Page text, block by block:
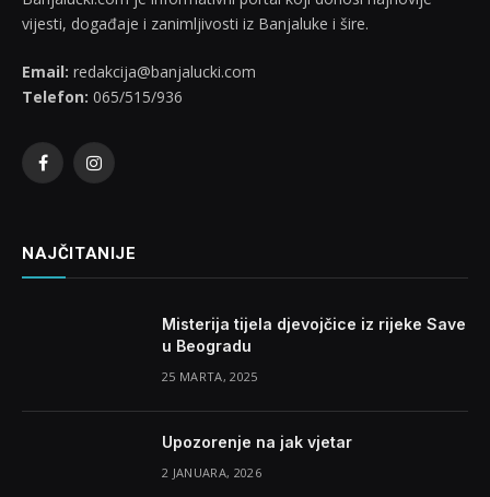
vijesti, događaje i zanimljivosti iz Banjaluke i šire.
Email: redakcija@banjalucki.com
Telefon: 065/515/936
FacebookInstagram
NAJČITANIJE
Misterija tijela djevojčice iz rijeke Save
u Beogradu
25 MARTA, 2025
Upozorenje na jak vjetar
2 JANUARA, 2026